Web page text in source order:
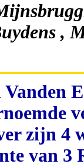
,
zijn 4
van